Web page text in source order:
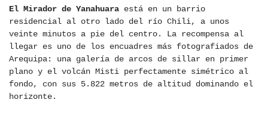
El Mirador de Yanahuara está en un barrio
residencial al otro lado del río Chili, a unos
veinte minutos a pie del centro. La recompensa al
llegar es uno de los encuadres más fotografiados de
Arequipa: una galería de arcos de sillar en primer
plano y el volcán Misti perfectamente simétrico al
fondo, con sus 5.822 metros de altitud dominando el
horizonte.